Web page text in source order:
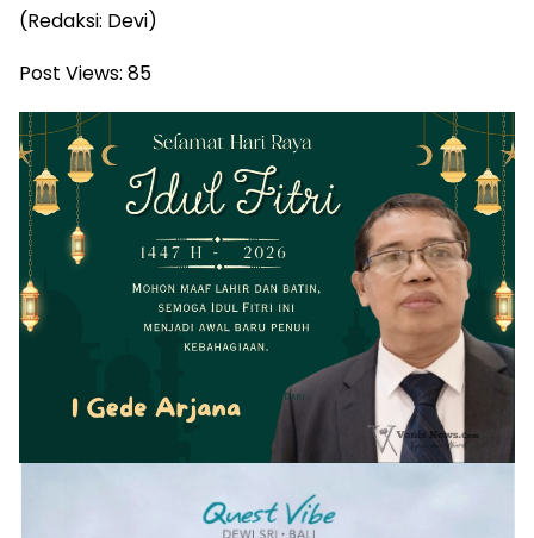
(Redaksi: Devi)
Post Views: 85